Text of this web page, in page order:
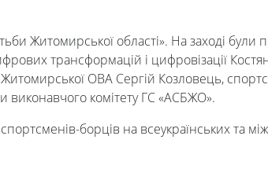
Житомирської області». На заході були
трансформацій і цифровізації
ОВА Сергій Козловець,
виконавчого комітету ГС «АСБЖО».
борців на всеукраїнських та